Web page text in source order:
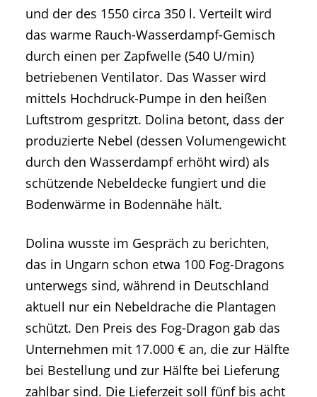
und der des 1550 circa 350 l. Verteilt wird
das warme Rauch-Wasserdampf-Gemisch
durch einen per Zapfwelle (540 U/min)
betriebenen Ventilator. Das Wasser wird
mittels Hochdruck-Pumpe in den heißen
Luftstrom gespritzt. Dolina betont, dass der
produzierte Nebel (dessen Volumengewicht
durch den Wasserdampf erhöht wird) als
schützende Nebeldecke fungiert und die
Bodenwärme in Bodennähe hält.
Dolina wusste im Gespräch zu berichten,
das in Ungarn schon etwa 100 Fog-Dragons
unterwegs sind, während in Deutschland
aktuell nur ein Nebeldrache die Plantagen
schützt. Den Preis des Fog-Dragon gab das
Unternehmen mit 17.000 € an, die zur Hälfte
bei Bestellung und zur Hälfte bei Lieferung
zahlbar sind. Die Lieferzeit soll fünf bis acht